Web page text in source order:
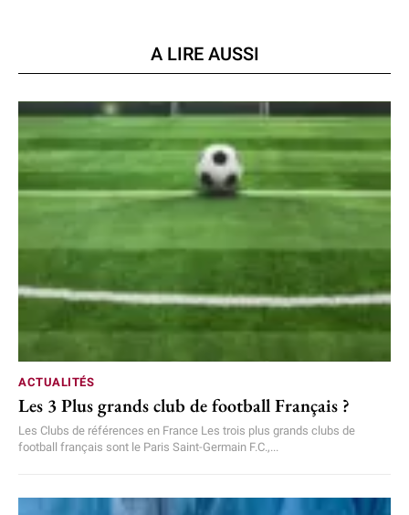
A LIRE AUSSI
ACTUALITÉS
Les 3 Plus grands club de football Français ?
Les Clubs de références en France Les trois plus grands clubs de
football français sont le Paris Saint-Germain F.C.,...